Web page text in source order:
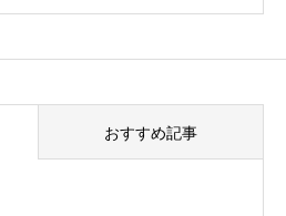
おすすめ記事